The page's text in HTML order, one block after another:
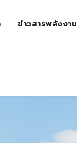
ข่าวสารพลังงาน